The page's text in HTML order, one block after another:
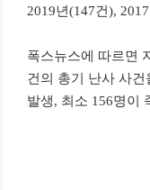
2019년(147건),
폭스뉴스에 따르면
건의 총기 난사 사건
발생, 최소 156명이